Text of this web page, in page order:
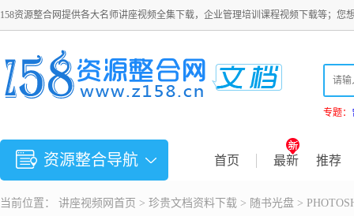
158资源整合网提供各大名师讲座视频全集下载，企业管理培训课程视频下载等；您
专题：
资源整合导航 首页 最新 推荐
当前位置： 讲座视频 网首页 > 珍贵文档资料下载 > 随书光盘 >